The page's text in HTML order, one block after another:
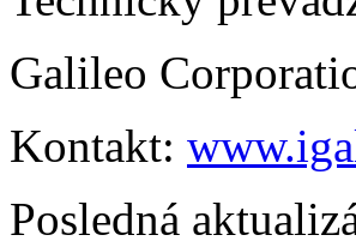
Galileo
Kontakt:
Posledná